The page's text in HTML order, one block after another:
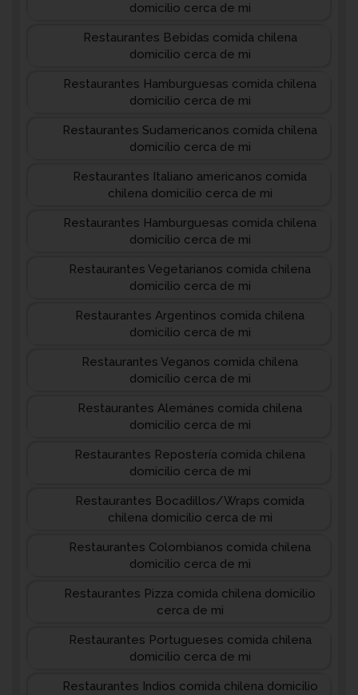
domicilio cerca de mi
Restaurantes Bebidas comida chilena
domicilio cerca de mi
Restaurantes Hamburguesas comida chilena
domicilio cerca de mi
Restaurantes Sudamericanos comida chilena
domicilio cerca de mi
Restaurantes Italiano americanos comida
chilena domicilio cerca de mi
Restaurantes Hamburguesas comida chilena
domicilio cerca de mi
Restaurantes Vegetarianos comida chilena
domicilio cerca de mi
Restaurantes Argentinos comida chilena
domicilio cerca de mi
Restaurantes Veganos comida chilena
domicilio cerca de mi
Restaurantes Alemánes comida chilena
domicilio cerca de mi
Restaurantes Repostería comida chilena
domicilio cerca de mi
Restaurantes Bocadillos/Wraps comida
chilena domicilio cerca de mi
Restaurantes Colombianos comida chilena
domicilio cerca de mi
Restaurantes Pizza comida chilena domicilio
cerca de mi
Restaurantes Portugueses comida chilena
domicilio cerca de mi
Restaurantes Indios comida chilena domicilio